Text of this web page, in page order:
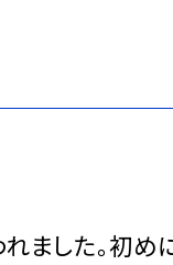
ました。初め